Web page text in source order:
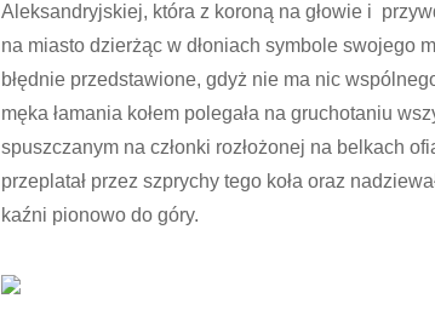
Aleksandryjskiej, która z koroną na głowie i
na miasto dzierżąc w dłoniach symbole swojego
błędnie przedstawione, gdyż nie ma nic
męka łamania kołem polegała na gruchotaniu
spuszczanym na członki rozłożonej na belkach
przeplatał przez szprychy tego koła oraz
kaźni pionowo do góry.